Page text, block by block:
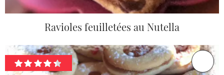
Ravioles feuilletées au Nutella